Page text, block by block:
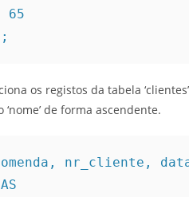
65
os registos da tabela
de forma ascendente.
nr_cliente,